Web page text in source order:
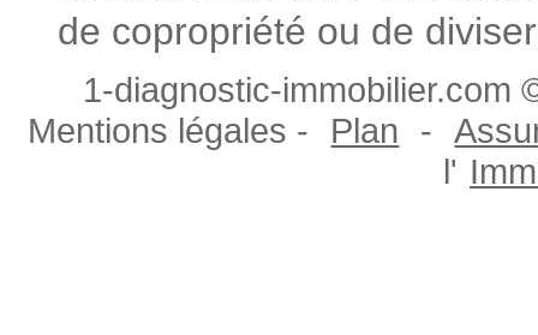
de copropriété ou de
1-diagnostic-immobilier.com
Mentions légales -
Plan -
l'